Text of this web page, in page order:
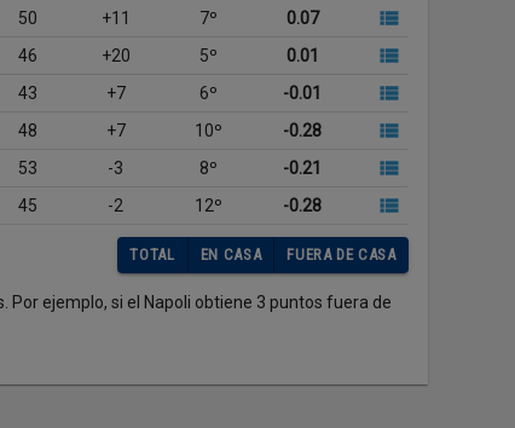
50 +11 7º
0.07
46 +20 5º
0.01
43 +7 6º
-0.01
48 +7 10º
-0.28
53 -3 8º
-0.21
45 -2 12º -0.28
TOTAL EN CASA FUERA DE CASA
ejemplo, si el Napoli obtiene 3 puntos fuera de